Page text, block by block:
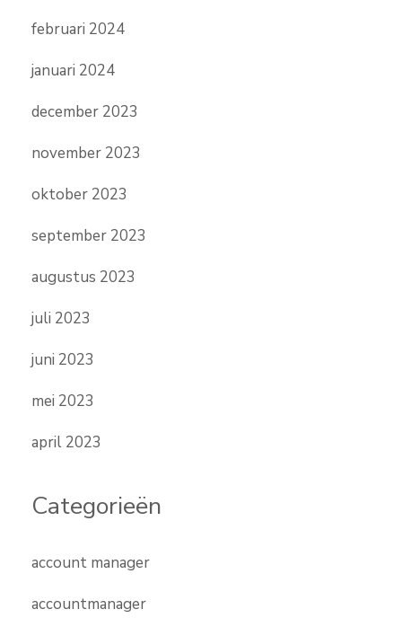
februari 2024
januari 2024
december 2023
november 2023
oktober 2023
september 2023
augustus 2023
juli 2023
juni 2023
mei 2023
april 2023
Categorieën
account manager
accountmanager